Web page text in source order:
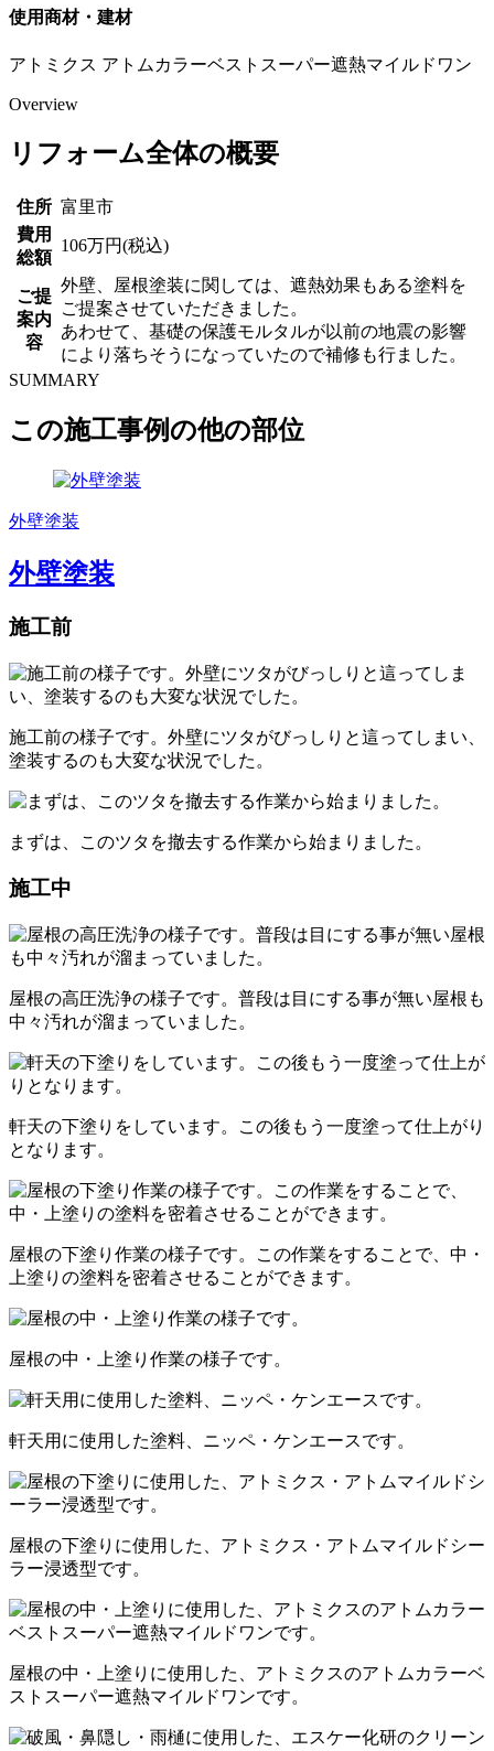
使用商材・建材
アトミクス アトムカラーベストスーパー遮熱マイルドワン
Overview
リフォーム全体の概要
住所 富里市
費用
総額
106万円(税込)
ご提
案内
容
外壁、屋根塗装に関しては、遮熱効果もある塗料を
ご提案させていただきました。
あわせて、基礎の保護モルタルが以前の地震の影響
により落ちそうになっていたので補修も行ました。
SUMMARY
この施工事例の他の部位
外壁塗装
外壁塗装
施工前
施工前の様子です。外壁にツタがびっしりと這ってしまい、
塗装するのも大変な状況でした。
まずは、このツタを撤去する作業から始まりました。
施工中
屋根の高圧洗浄の様子です。普段は目にする事が無い屋根も
中々汚れが溜まっていました。
軒天の下塗りをしています。この後もう一度塗って仕上がり
となります。
屋根の下塗り作業の様子です。この作業をすることで、中・
上塗りの塗料を密着させることができます。
屋根の中・上塗り作業の様子です。
軒天用に使用した塗料、ニッペ・ケンエースです。
屋根の下塗りに使用した、アトミクス・アトムマイルドシー
ラー浸透型です。
屋根の中・上塗りに使用した、アトミクスのアトムカラーベ
ストスーパー遮熱マイルドワンです。